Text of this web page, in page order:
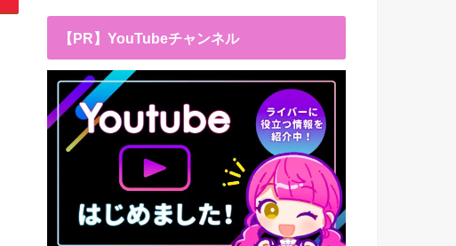
【PR】YouTubeチャンネル